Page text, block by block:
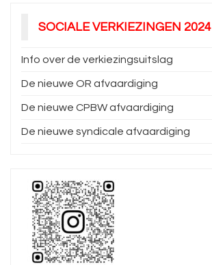
SOCIALE VERKIEZINGEN 2024
Info over de verkiezingsuitslag
De nieuwe OR afvaardiging
De nieuwe CPBW afvaardiging
De nieuwe syndicale afvaardiging